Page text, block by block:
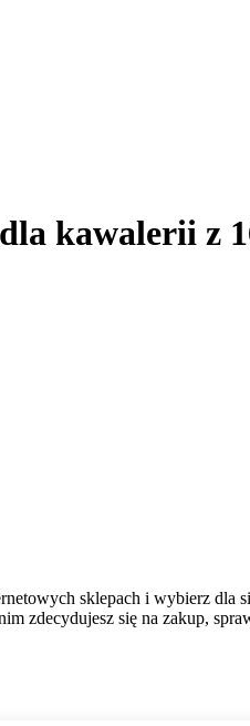
kawalerii z
sklepach i wybierz dla
zdecydujesz się na zakup,